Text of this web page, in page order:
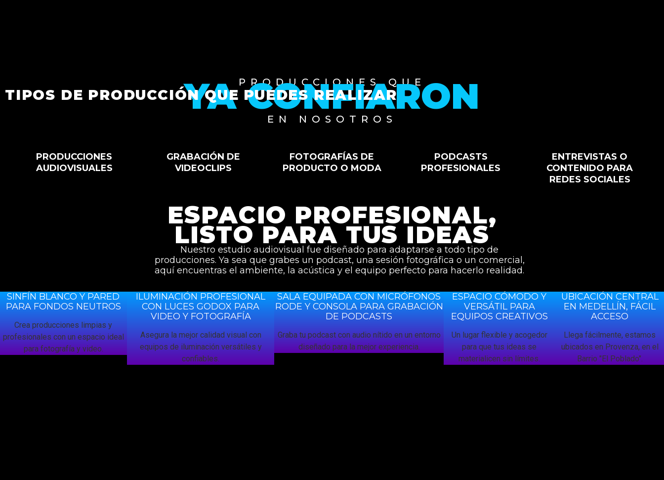
PRODUCCIONES QUE
YA CONFIARON
EN NOSOTROS
TIPOS DE PRODUCCIÓN QUE PUEDES REALIZAR
PRODUCCIONES
AUDIOVISUALES
GRABACIÓN DE
VIDEOCLIPS
FOTOGRAFÍAS DE
PRODUCTO O MODA
PODCASTS
PROFESIONALES
ENTREVISTAS O
CONTENIDO PARA
REDES SOCIALES
ESPACIO PROFESIONAL,
LISTO PARA TUS IDEAS
Nuestro estudio audiovisual fue diseñado para adaptarse a todo tipo de
producciones. Ya sea que grabes un podcast, una sesión fotográfica o un comercial,
aquí encuentras el ambiente, la acústica y el equipo perfecto para hacerlo realidad.
SINFÍN BLANCO Y PARED
PARA FONDOS NEUTROS
Crea producciones limpias y
profesionales con un espacio ideal
para fotografía y video.
ILUMINACIÓN PROFESIONAL
CON LUCES GODOX PARA
VIDEO Y FOTOGRAFÍA
Asegura la mejor calidad visual con
equipos de iluminación versátiles y
confiables.
SALA EQUIPADA CON MICRÓFONOS
RODE Y CONSOLA PARA GRABACIÓN
DE PODCASTS
Graba tu podcast con audio nítido en un entorno
diseñado para la mejor experiencia.
ESPACIO CÓMODO Y
VERSÁTIL PARA
EQUIPOS CREATIVOS
Un lugar flexible y acogedor
para que tus ideas se
materialicen sin límites.
UBICACIÓN CENTRAL
EN MEDELLÍN, FÁCIL
ACCESO
Llega fácilmente, estamos
ubicados en Provenza, en el
Barrio "El Poblado".